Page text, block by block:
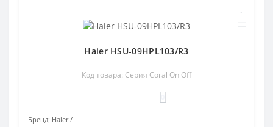
Haier HSU-09HPL103/R3
Код товара: Серия Coral On Off
Бренд: Haier